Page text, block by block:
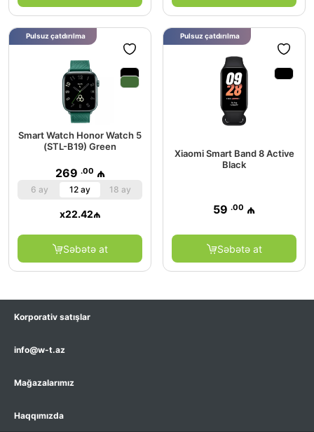
Smart Watch Honor Watch 5
(STL-B19) Green
269 .00 ₼
6 ay 12 ay 18 ay
x22.42₼
Səbətə at
Pulsuz çatdırılma
Xiaomi Smart Band 8 Active
Black
59 .00 ₼
Səbətə at
Pulsuz çatdırılma
Korporativ satışlar
info@w-t.az
Mağazalarımız
Haqqımızda